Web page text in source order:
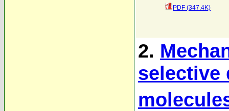
PDF (347.4K)
2.
selective